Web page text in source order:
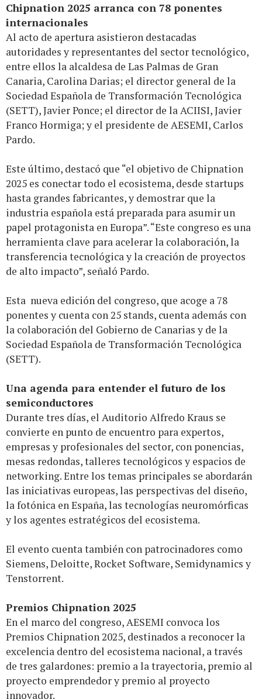
Chipnation 2025 arranca con 78 ponentes
internacionales
Al acto de apertura asistieron destacadas
autoridades y representantes del sector tecnológico,
entre ellos la alcaldesa de Las Palmas de Gran
Canaria, Carolina Darias; el director general de la
Sociedad Española de Transformación Tecnológica
(SETT), Javier Ponce; el director de la ACIISI, Javier
Franco Hormiga; y el presidente de AESEMI, Carlos
Pardo.
Este último, destacó que “el objetivo de Chipnation
2025 es conectar todo el ecosistema, desde startups
hasta grandes fabricantes, y demostrar que la
industria española está preparada para asumir un
papel protagonista en Europa”. “Este congreso es una
herramienta clave para acelerar la colaboración, la
transferencia tecnológica y la creación de proyectos
de alto impacto”, señaló Pardo.
Esta nueva edición del congreso, que acoge a 78
ponentes y cuenta con 25 stands, cuenta además con
la colaboración del Gobierno de Canarias y de la
Sociedad Española de Transformación Tecnológica
(SETT).
Una agenda para entender el futuro de los
semiconductores
Durante tres días, el Auditorio Alfredo Kraus se
convierte en punto de encuentro para expertos,
empresas y profesionales del sector, con ponencias,
mesas redondas, talleres tecnológicos y espacios de
networking. Entre los temas principales se abordarán
las iniciativas europeas, las perspectivas del diseño,
la fotónica en España, las tecnologías neuromórficas
y los agentes estratégicos del ecosistema.
El evento cuenta también con patrocinadores como
Siemens, Deloitte, Rocket Software, Semidynamics y
Tenstorrent.
Premios Chipnation 2025
En el marco del congreso, AESEMI convoca los
Premios Chipnation 2025, destinados a reconocer la
excelencia dentro del ecosistema nacional, a través
de tres galardones: premio a la trayectoria, premio al
proyecto emprendedor y premio al proyecto
innovador.